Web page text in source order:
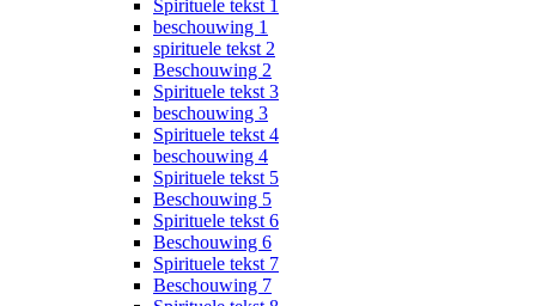
Spirituele tekst 1
beschouwing 1
spirituele tekst 2
Beschouwing 2
Spirituele tekst 3
beschouwing 3
Spirituele tekst 4
beschouwing 4
Spirituele tekst 5
Beschouwing 5
Spirituele tekst 6
Beschouwing 6
Spirituele tekst 7
Beschouwing 7